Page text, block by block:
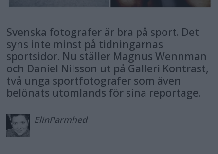
Svenska fotografer är bra på sport. Det
syns inte minst på tidningarnas
sportsidor. Nu ställer Magnus Wennman
och Daniel Nilsson ut på Galleri Kontrast,
två unga sportfotografer som även
belönats utomlands för sina reportage.
ElinParmhed